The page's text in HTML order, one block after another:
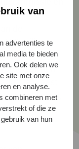
van
advertenties te
media te bieden
Ook delen we
site met onze
en analyse.
combineren met
of die ze
van hun
de
120 miljoen
binnen
De meest
ontwikkelaar,
functioneel